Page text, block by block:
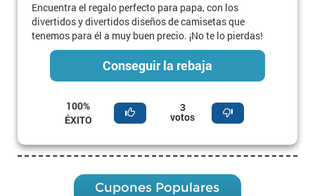
Encuentra el regalo perfecto para papa, con los
divertidos y divertidos diseños de camisetas que
tenemos para él a muy buen precio. ¡No te lo pierdas!
Conseguir la rebaja
100%
ÉXITO
3
votos
Cupones Populares